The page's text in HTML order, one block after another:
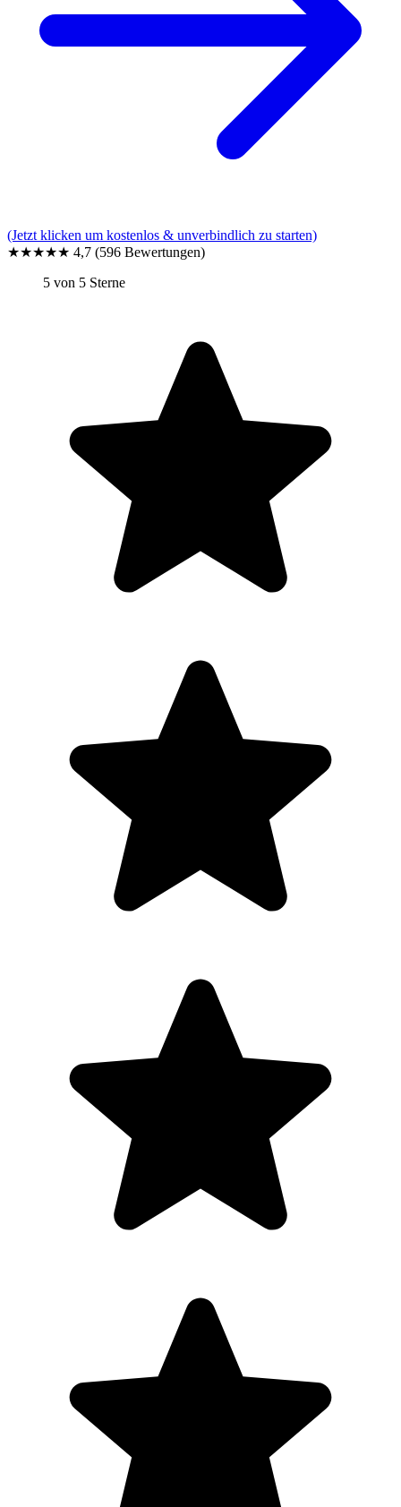
(Jetzt klicken um kostenlos & unverbindlich zu starten)
★★★★★ 4,7 (596 Bewertungen)
5 von 5 Sterne